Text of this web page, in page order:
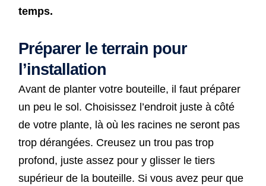
temps.
Préparer le terrain pour
l’installation
Avant de planter votre bouteille, il faut préparer
un peu le sol. Choisissez l’endroit juste à côté
de votre plante, là où les racines ne seront pas
trop dérangées. Creusez un trou pas trop
profond, juste assez pour y glisser le tiers
supérieur de la bouteille. Si vous avez peur que